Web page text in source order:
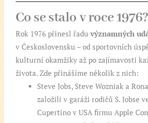
Co se stalo v roce 1976?
Rok 1976 přinesl řaduvýznamných
v Československu – od sportovních
kulturní okamžiky až po zajímavosti
života. Zde přinášíme několik z nich:
Steve Jobs, Steve Wozniak a
založili v garáži rodičů S. Jobse
Cupertino v USA firmu Apple